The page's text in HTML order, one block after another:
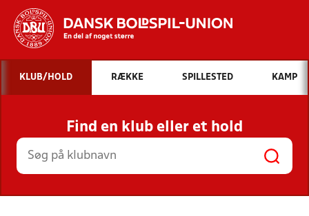
Hvad vil du søge efter?
INDHOLD OG NYHEDER
STILLINGER, RESULTATER, KLUBBER OG
HOLD
KLUB/HOLD RÆKKE SPILLESTED KAMP
Find en klub eller et hold